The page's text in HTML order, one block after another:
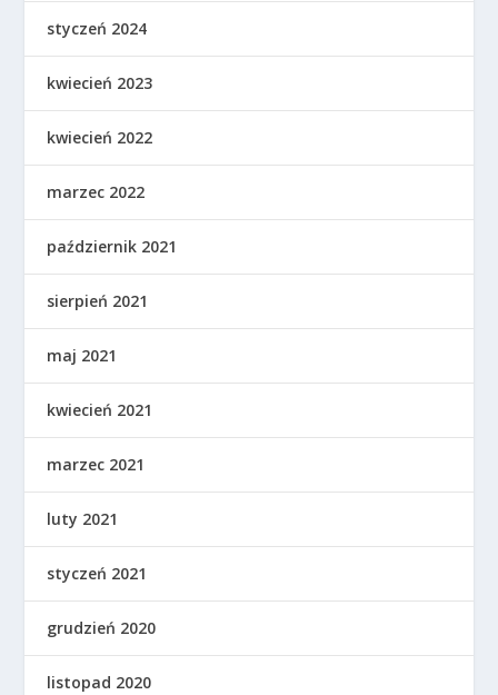
styczeń 2024
kwiecień 2023
kwiecień 2022
marzec 2022
październik 2021
sierpień 2021
maj 2021
kwiecień 2021
marzec 2021
luty 2021
styczeń 2021
grudzień 2020
listopad 2020